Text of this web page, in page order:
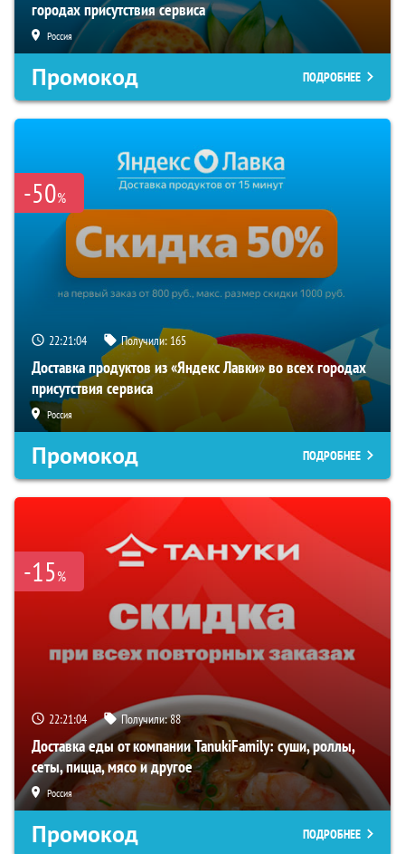
городах присутствия сервиса
Россия
Промокод ПОДРОБНЕЕ
-50%
22:21:03 Получили: 165
Доставка продуктов из «Яндекс Лавки» во всех городах
присутствия сервиса
Россия
Промокод ПОДРОБНЕЕ
-15%
22:21:03 Получили:88
Доставка еды от компании TanukiFamily: суши, роллы,
сеты, пицца, мясо и другое
Россия
Промокод ПОДРОБНЕЕ